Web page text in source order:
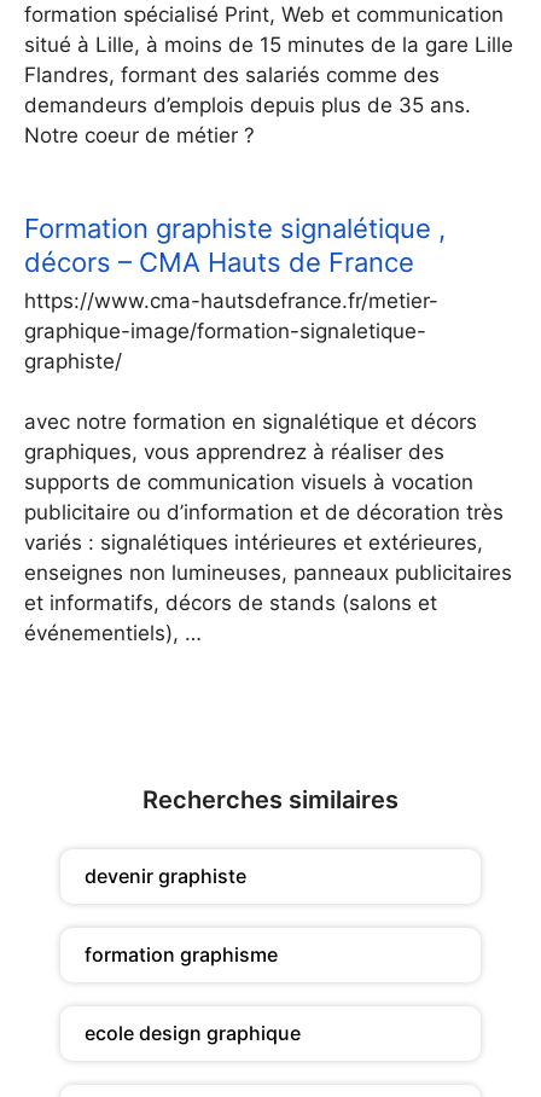
formation spécialisé Print, Web et communication
situé à Lille, à moins de 15 minutes de la gare Lille
Flandres, formant des salariés comme des
demandeurs d’emplois depuis plus de 35 ans.
Notre coeur de métier ?
Formation graphiste signalétique ,
décors – CMA Hauts de France
https://www.cma-hautsdefrance.fr/metier-
graphique-image/formation-signaletique-
graphiste/
avec notre formation en signalétique et décors
graphiques, vous apprendrez à réaliser des
supports de communication visuels à vocation
publicitaire ou d’information et de décoration très
variés : signalétiques intérieures et extérieures,
enseignes non lumineuses, panneaux publicitaires
et informatifs, décors de stands (salons et
événementiels), …
Recherches similaires
devenir graphiste
formation graphisme
ecole design graphique